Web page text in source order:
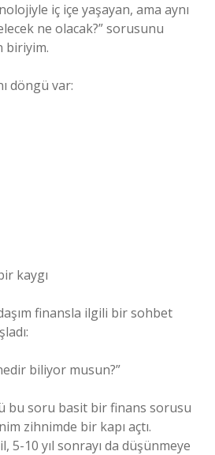
iç içe yaşayan, ama aynı
ne olacak?” sorusunu
biriyim.
döngü var:
kaygı
finansla ilgili bir sohbet
biliyor musun?”
bu soru basit bir finans sorusu
zihnimde bir kapı açtı.
5-10 yıl sonrayı da düşünmeye